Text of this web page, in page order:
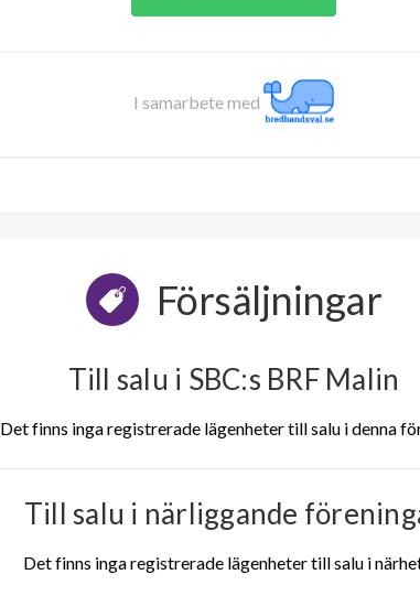
I samarbete med
Försäljningar
Till salu i SBC:s BRF Malin
Det finns inga registrerade lägenheter till salu i denna
Till salu i närliggande
Det finns inga registrerade lägenheter till salu i